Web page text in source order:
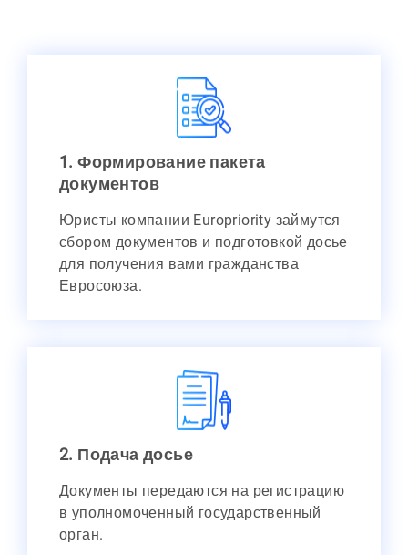
1. Формирование пакета
документов
Юристы компании Europriority займутся
сбором документов и подготовкой досье
для получения вами гражданства
Евросоюза.
2. Подача досье
Документы передаются на регистрацию
в уполномоченный государственный
орган.